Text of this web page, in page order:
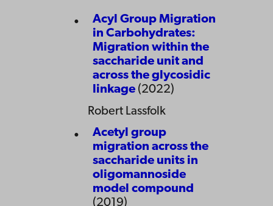
Acyl Group Migration
in Carbohydrates:
Migration within the
saccharide unit and
across the glycosidic
linkage (2022)
Robert Lassfolk
Acetyl group
migration across the
saccharide units in
oligomannoside
model compound
(2019)